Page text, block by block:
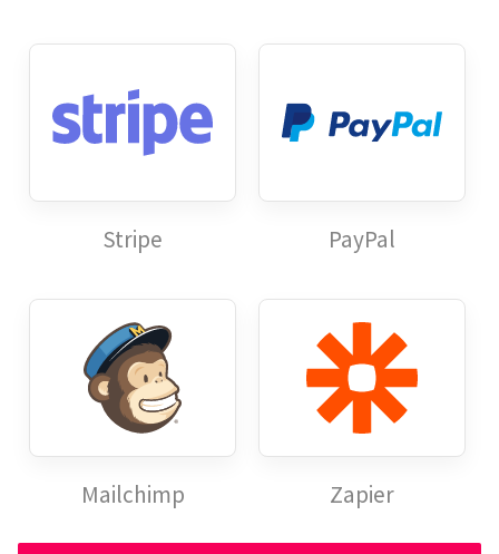
Stripe PayPal
Mailchimp Zapier